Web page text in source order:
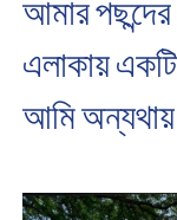
আমার পছন্দের
এলাকায়
আমি অন্যথায়